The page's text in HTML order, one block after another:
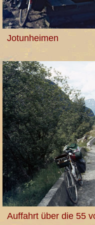
Jotunheimen
Auffahrt über die 55